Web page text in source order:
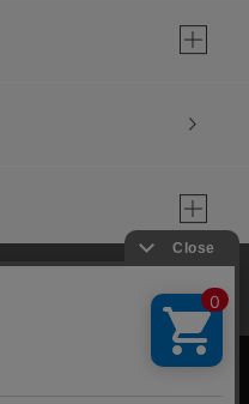
ンテンツの最適な提供、ト
を使用しています。
の利用に同意したことも